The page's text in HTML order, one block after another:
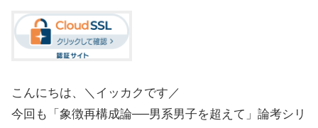
こんにちは、＼イッカクです／
今回も「象徴再構成論──男系男子を超えて」論考シリ